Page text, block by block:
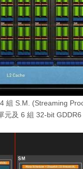
組 S.M. (Streaming
及 6 組 32-bit GDDR6